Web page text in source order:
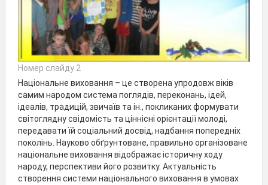
Номер слайду 2
Національне виховання – це створена упродовж віків
самим народом система поглядів, переконань, ідей,
ідеалів, традицій, звичаїв та ін., покликаних формувати
світоглядну свідомість та ціннісні орієнтації молоді,
передавати їй соціальний досвід, надбання попередніх
поколінь. Науково обґрунтоване, правильно організоване
національне виховання відображає історичну ходу
народу, перспективи його розвитку. Актуальність
створення системи національного виховання в умовах